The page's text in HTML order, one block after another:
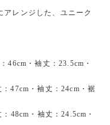
レンジした、ユニーク
・袖丈：23.5cm・
・袖丈：24cm・裾
・袖丈：24.5cm・